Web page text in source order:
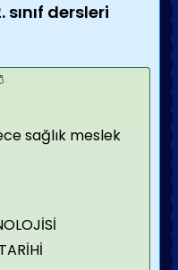
dersleri
sağlık meslek